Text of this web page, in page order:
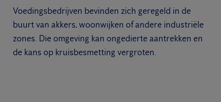
Voedingsbedrijven bevinden zich geregeld in de
buurt van akkers, woonwijken of andere industriële
zones. Die omgeving kan ongedierte aantrekken en
de kans op kruisbesmetting vergroten.